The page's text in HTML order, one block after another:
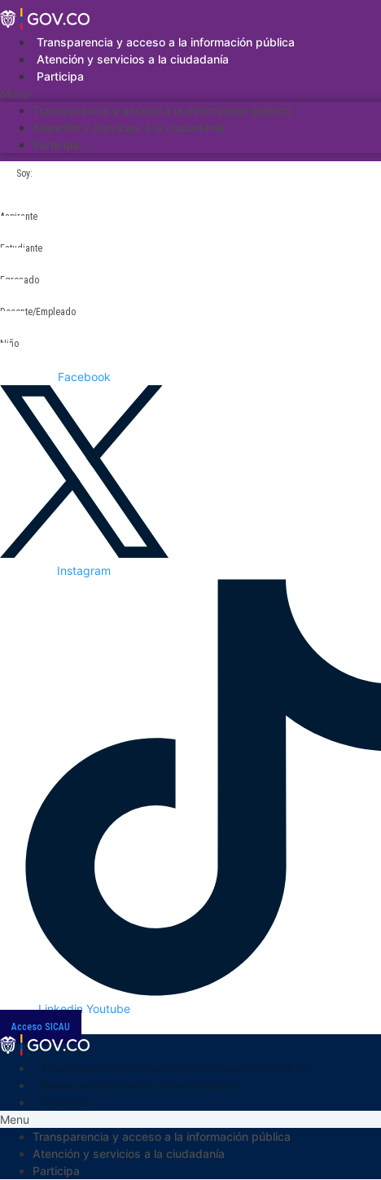
Saltar
al
contenidoTransparencia y acceso a la información pública
Atención y servicios a la ciudadanía
Participa
Menu
Transparencia y acceso a la información pública
Atención y servicios a la ciudadanía
Participa
Soy:
Aspirante
Estudiante
Egresado
Docente/Empleado
Niño
Facebook
Instagram
Linkedin Youtube
Acceso SICAU
Menu
Transparencia y acceso a la información pública
Atención y servicios a la ciudadanía
Participa